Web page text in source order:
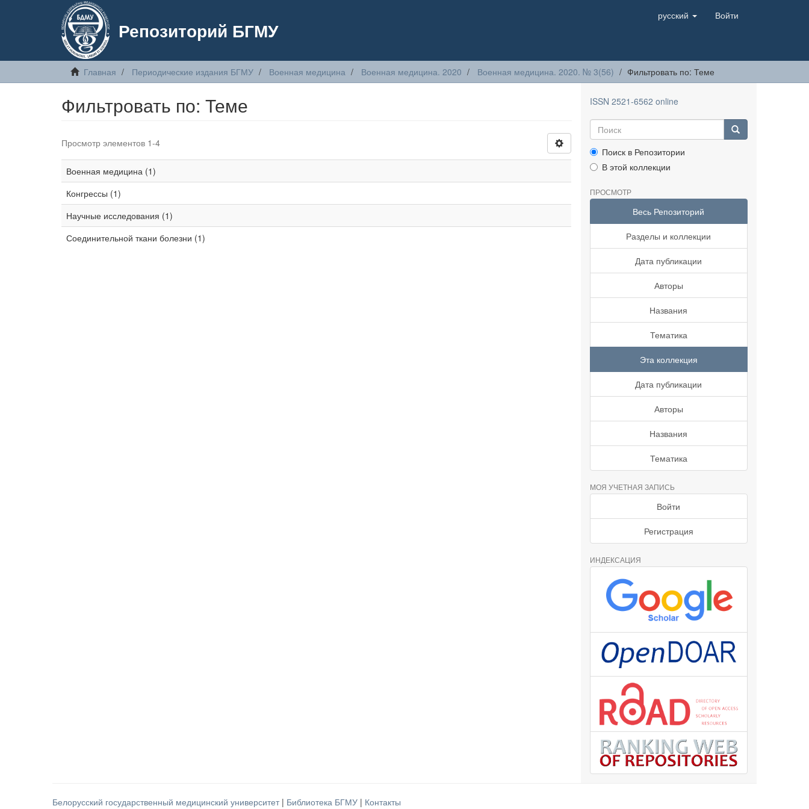
Репозиторий БГМУ
русский Войти
Главная Периодические издания БГМУ Военная медицина Военная медицина. 2020 Военная медицина. 2020. № 3(56) Фильтровать по: Теме
Фильтровать по: Теме
Просмотр элементов 1-4
Военная медицина (1)
Конгрессы (1)
Научные исследования (1)
Соединительной ткани болезни (1)
ISSN 2521-6562 online
Поиск в Репозитории
В этой коллекции
ПРОСМОТР
Весь Репозиторий
Разделы и коллекции
Дата публикации
Авторы
Названия
Тематика
Эта коллекция
Дата публикации
Авторы
Названия
Тематика
МОЯ УЧЕТНАЯ ЗАПИСЬ
Войти
Регистрация
ИНДЕКСАЦИЯ
Белорусский государственный медицинский университет | Библиотека БГМУ | Контакты